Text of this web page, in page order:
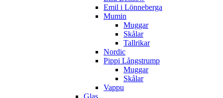
Emil i Lönneberga
Mumin
Muggar
Skålar
Tallrikar
Nordic
Pippi Långstrump
Muggar
Skålar
Vappu
Glas